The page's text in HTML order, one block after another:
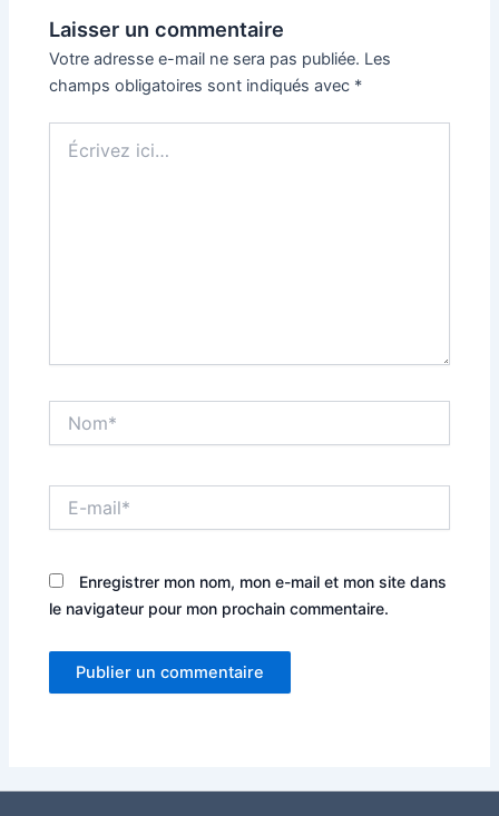
Laisser un commentaire
Votre adresse e-mail ne sera pas publiée. Les
champs obligatoires sont indiqués avec *
ici…
mail*
Enregistrer mon nom, mon e-mail et mon site dans
le navigateur pour mon prochain commentaire.